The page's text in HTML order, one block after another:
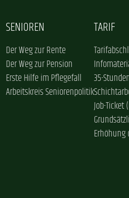
SENIOREN
Der Weg zur Rente
Der Weg zur Pension
Erste Hilfe im Pflegefall
Arbeitskreis Seniorenpolitik
TARIF
35-
Job-Ticket
Erhöhung